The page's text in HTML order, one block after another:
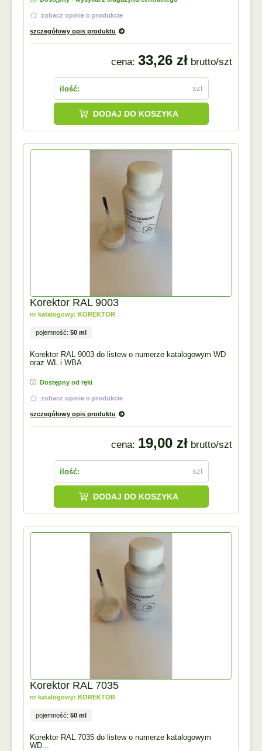
zobacz opinie o produkcie
szczegółowy opis produktu
cena: 33,26 zł brutto/szt
ilość: szt
DODAJ DO KOSZYKA
Korektor RAL 9003
nr katalogowy: KOREKTOR
pojemność: 50 ml
Korektor RAL 9003 do listew o numerze katalogowym WD
oraz WL i WBA
Dostępny od ręki
zobacz opinie o produkcie
szczegółowy opis produktu
cena: 19,00 zł brutto/szt
ilość: szt
DODAJ DO KOSZYKA
Korektor RAL 7035
nr katalogowy: KOREKTOR
pojemność: 50 ml
Korektor RAL 7035 do listew o numerze katalogowym
WD...